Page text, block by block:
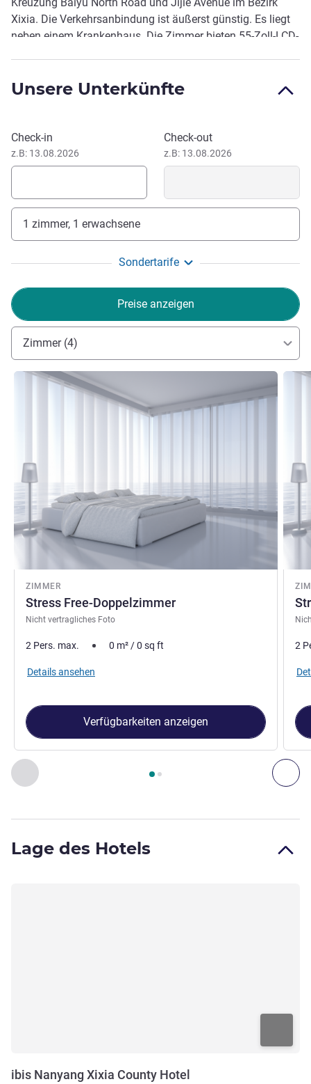
Beschreibung
Xixia. Die Verkehrsanbindung ist äußerst günstig. Es liegt
neben einem Krankenhaus. Die Zimmer bieten 55-Zoll-LCD-
und Cocktails zur Verfügung. Bei ibis können Sie Komfort
Unsere Unterkünfte
Dieses Hotel buchen
Check-in
z.B: 13.08.2026
Check-out
z.B: 13.08.2026
1 zimmer, 1 erwachsene
Sondertarife
Preise anzeigen
Zimmer (4)
Zurück - Zimmer
Seite1 , Zimmer 1 : Stress Free-Doppelzimmer ,
ZIMMER
Stress Free-Doppelzimmer
Nicht vertragliches Foto
Details ansehen
2 Pers. max. 0 m²/0 sq ft
Details ansehen
Verfügbarkeiten anzeigen
2
Lage des Hotels
ibis Nanyang Xixia County Hotel